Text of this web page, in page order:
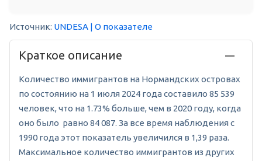
Источник: UNDESA | О показателе
Краткое описание
Количество иммигрантов на Нормандских островах
по состоянию на 1 июля 2024 года составило 85 539
человек, что на 1.73% больше, чем в 2020 году, когда
оно было равно 84 087. За все время наблюдения с
1990 года этот показатель увеличился в 1,39 раза.
Максимальное количество иммигрантов из других